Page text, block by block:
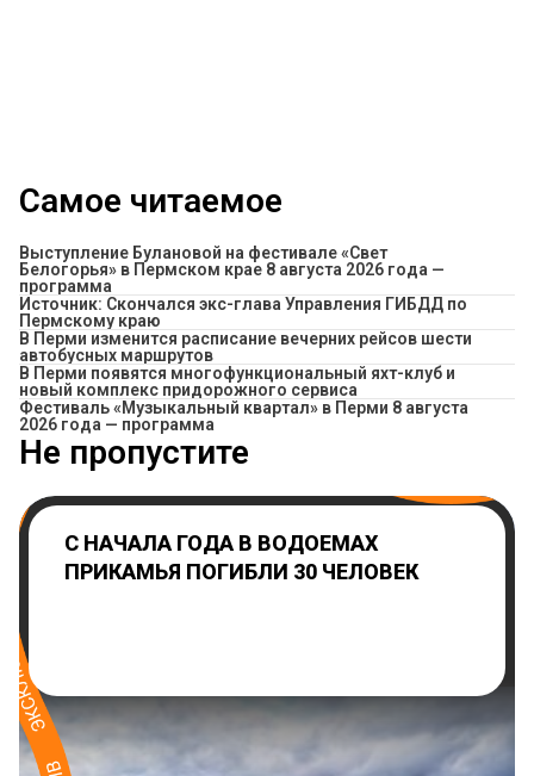
Самое читаемое
Выступление Булановой на фестивале «Свет
Белогорья» в Пермском крае 8 августа 2026 года —
программа
Источник: Скончался экс-глава Управления ГИБДД по
Пермскому краю
​В Перми изменится расписание вечерних рейсов шести
автобусных маршрутов
В Перми появятся многофункциональный яхт-клуб и
новый комплекс придорожного сервиса
Фестиваль «Музыкальный квартал» в Перми 8 августа
2026 года — программа
Не пропустите
С НАЧАЛА ГОДА В ВОДОЕМАХ
ПРИКАМЬЯ ПОГИБЛИ 30 ЧЕЛОВЕК